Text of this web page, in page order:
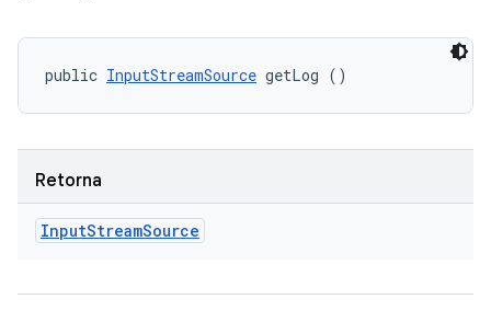
public InputStreamSource getLog ()
Retorna
InputStreamSource